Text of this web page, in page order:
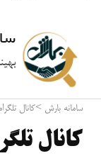
سامانه بارش >کانال
کانال